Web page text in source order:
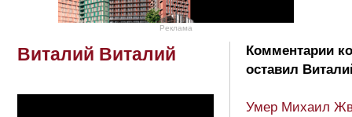
Реклама
Виталий Виталий
Комментарии
оставил
Умер Михаил